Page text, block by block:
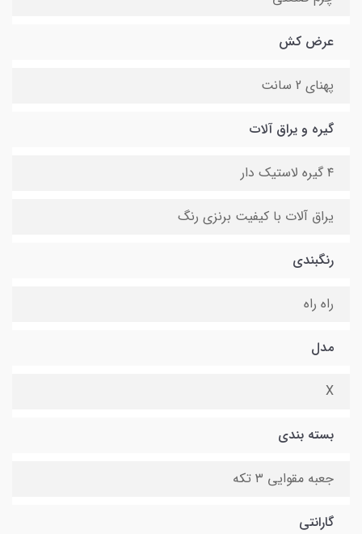
عرض کش
پهنای 2 سانت
گیره و یراق آلات
۴ گیره لاستیک دار
یراق آلات با کیفیت برنزی رنگ
رنگبندی
راه راه
مدل
X
بسته بندی
جعبه مقوایی ۳ تکه
گارانتی